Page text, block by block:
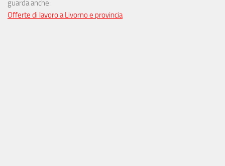
guarda anche:
Offerte di lavoro a Livorno e provincia